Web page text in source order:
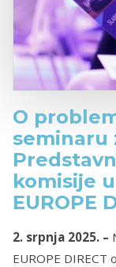
O
seminaru
komisije
EUROPE
2. srpnja 2025. –
EUROPE